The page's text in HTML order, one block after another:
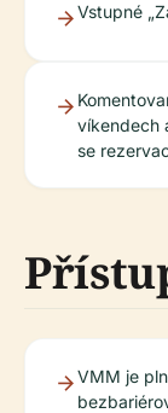
Vstupné
víkendech
se
VMM je